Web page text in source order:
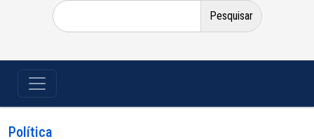
Pesquisar
por:
Política